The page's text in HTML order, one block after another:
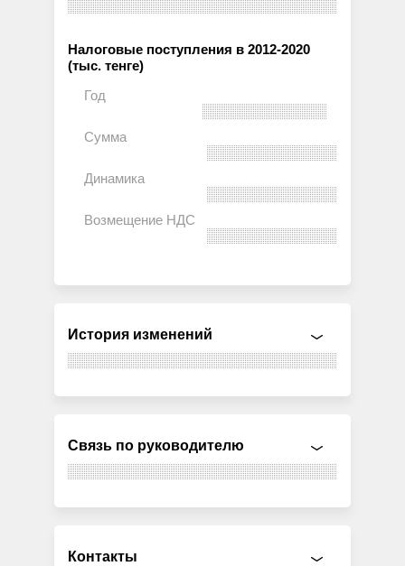
Налоговые поступления в 2012-2020
(тыс. тенге)
История изменений
Связь по руководителю
Контакты